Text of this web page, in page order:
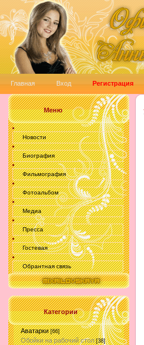
Главная Вход Регистрация
Меню
Новости
Биография
Фильмография
Фотоальбом
Медиа
Пресса
Гостевая
Обрантная связь
Категории
Аватарки [66]
Обойки на рабочий стол [38]